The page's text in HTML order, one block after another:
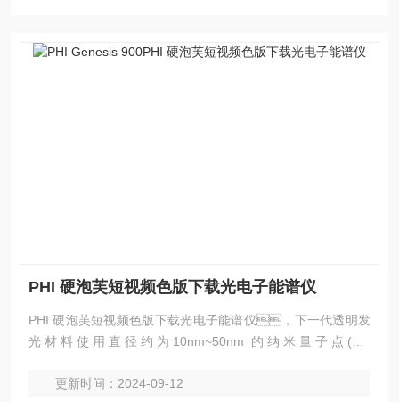
PHI 硬泡芙短视频色版下载光电子能谱仪
PHI 硬泡芙短视频色版下载光电子能谱仪，下一代透明发
光材料使用直径约为10nm~50nm 的纳米量子点(QD
XPES(Cr Ka x射线)对同一微观特征区域进行分析，可
更新时间：2024-09-12